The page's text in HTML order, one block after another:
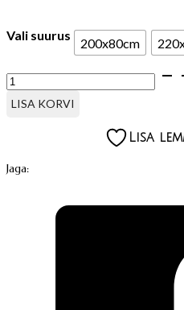
Vali suurus 200x80cm
ÜHEKORDNE
KATE
KLIENDIVOODILE,
LISA KORVI
Lisa
Jaga: